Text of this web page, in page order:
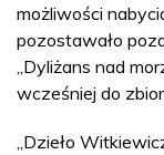
możliwości
pozostawało
„Dyliżans nad
wcześniej do
„Dzieło